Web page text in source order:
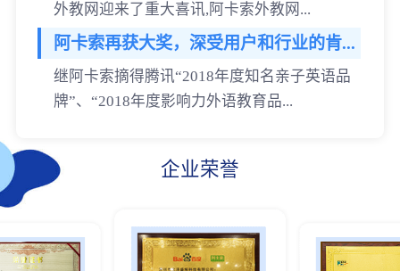
外教网迎来了重大喜讯,阿卡索外教网...
阿卡索再获大奖，深受用户和行业的肯...
继阿卡索摘得腾讯“2018年度知名亲子英语品
牌”、“2018年度影响力外语教育品...
企业荣誉